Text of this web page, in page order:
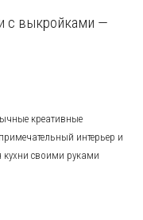
с выкройками —
креативные
интерьер и
своими руками